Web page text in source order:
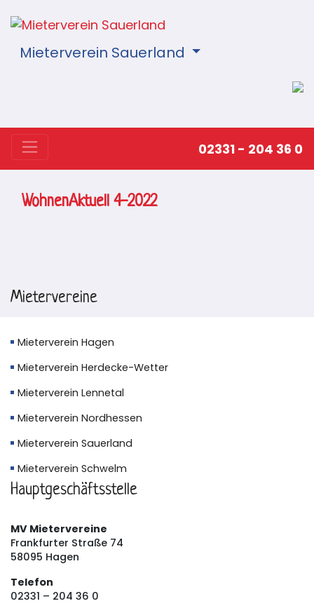
Mieterverein Sauerland
02331 - 204 36 0
WohnenAktuell 4-2022
Mietervereine
Mieterverein Hagen
Mieterverein Herdecke-Wetter
Mieterverein Lennetal
Mieterverein Nordhessen
Mieterverein Sauerland
Mieterverein Schwelm
Hauptgeschäftsstelle
MV Mietervereine
Frankfurter Straße 74
58095 Hagen
Telefon
02331 – 204 36 0